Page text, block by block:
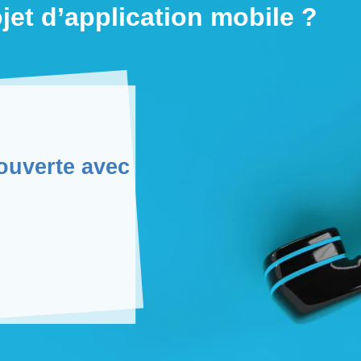
d’application mobile ?
avec